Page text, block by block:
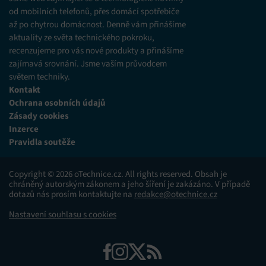
od mobilních telefonů, přes domácí spotřebiče
až po chytrou domácnost. Denně vám přinášíme
aktuality ze světa technického pokroku,
recenzujeme pro vás nové produkty a přinášíme
zajímavá srovnání. Jsme vaším průvodcem
světem techniky.
Kontakt
Ochrana osobních údajů
Zásady cookies
Inzerce
Pravidla soutěže
Copyright © 2026 oTechnice.cz. All rights reserved. Obsah je
chráněný autorským zákonem a jeho šíření je zakázáno. V případě
dotazů nás prosím kontaktujte na redakce@otechnice.cz
Nastavení souhlasu s cookies